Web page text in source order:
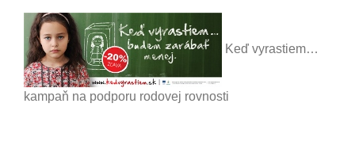
Keď vyrastiem…
kampaň na podporu rodovej rovnosti